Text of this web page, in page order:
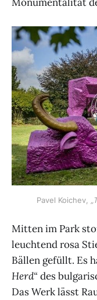
Pavel Koichev,
Mitten im Park
leuchtend rosa
Bällen gefüllt. Es
Herd“ des
Das Werk lässt